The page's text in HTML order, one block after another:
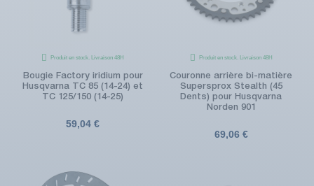
Produit en stock. Livraison 48H
Bougie Factory iridium pour
Husqvarna TC 85 (14-24) et
TC 125/150 (14-25)
59,04 €
Produit en stock. Livraison 48H
Couronne arrière bi-matière
Supersprox Stealth (45
Dents) pour Husqvarna
Norden 901
69,06 €